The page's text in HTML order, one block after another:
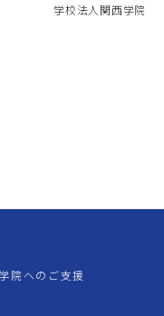
学校法人関西学院
院へのご支援